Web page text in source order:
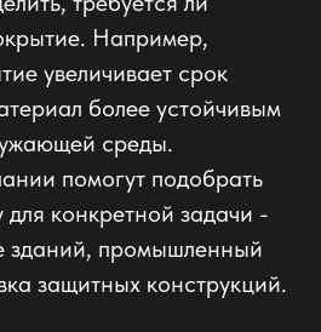
Например,
увеличивает срок
более устойчивым
среды.
помогут подобрать
для конкретной задачи -
зданий, промышленный
защитных конструкций.